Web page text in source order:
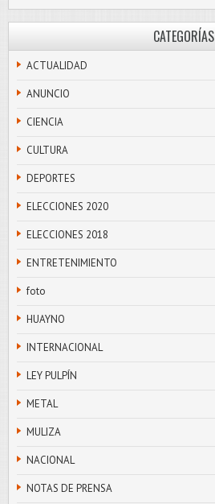
CATEGORÍAS
ACTUALIDAD
ANUNCIO
CIENCIA
CULTURA
DEPORTES
ELECCIONES 2020
ELECCIONES 2018
ENTRETENIMIENTO
foto
HUAYNO
INTERNACIONAL
LEY PULPÍN
METAL
MULIZA
NACIONAL
NOTAS DE PRENSA